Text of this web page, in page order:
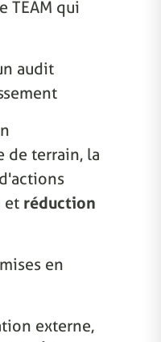
TEAM qui
audit
de terrain, la
et réduction
en
externe,